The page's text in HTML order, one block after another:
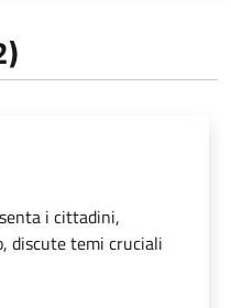
i cittadini,
discute temi cruciali